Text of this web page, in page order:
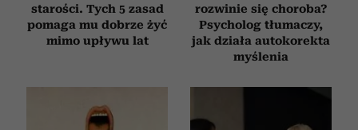
starości. Tych 5 zasad
pomaga mu dobrze żyć
mimo upływu lat
rozwinie się choroba?
Psycholog tłumaczy,
jak działa autokorekta
myślenia